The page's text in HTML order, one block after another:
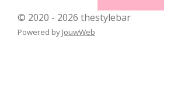
© 2020 - 2026 thestylebar
Powered by JouwWeb